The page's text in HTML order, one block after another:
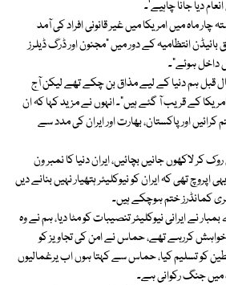
دیا جانا چاہیے‘۔
ماہ میں امریکا میں غیر قانونی افراد کی آمد
انتظامیہ کے دور میں ”مجنون اور ڈرگ ڈیلرز
داخل ہوئے“۔
قبل ہم دنیا کے لیے مذاق بن چکے تھے لیکن آج
کے قریب آ گئے ہیں“۔ انہوں نے مزید کہا کہ ان
اور پاکستان، بھارت اور ایران کی مدد سے
کر لاکھوں جانیں بچائیں، ایران دنیا کا نمبر ون
تھی کہ ایران کو نیوکلیئر ہتھیار نہیں بنانے دیں
کمانڈرز ختم ہوچکے ہیں۔
نے ایرانی نیوکلیئر تنصیبات کو مٹا دیا، ہم نے وہ
کررہے تھے، حماس نے امن کی تجاویز کو
کو تسلیم کیا، حماس سے کہتا ہوں اب یرغمالیوں
میں جنگ رکوانی ہے۔